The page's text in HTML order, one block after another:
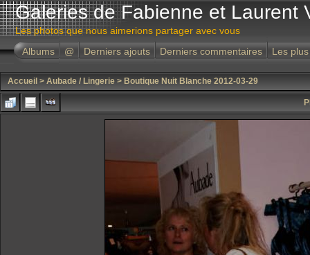
Galeries de Fabienne et Laurent
Les photos que nous aimerions partager avec vous
Albums
@ Derniers ajouts Derniers commentaires Les
Accueil > Aubade / Lingerie > Boutique Nuit Blanche 2012-03-29